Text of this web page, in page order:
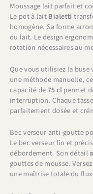
Moussage lait parfait et
Le pot à laitBialetti
homogène. Sa forme
du lait. Le design
rotation nécessaires au
Que vous utilisiez la buse
une méthode manuelle,
capacité de75 clpermet
interruption. Chaque
parfaitement dosée et
Bec verseur anti-goutte
Le bec verseur fin et
débordement. Son détail
gouttes de mousse.
une maîtrise totale du